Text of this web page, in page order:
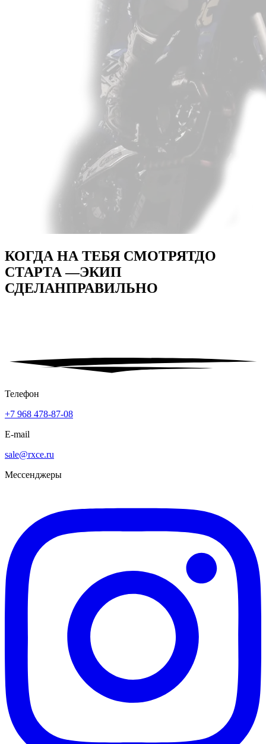
КОГДА НА ТЕБЯ СМОТРЯТДО
СТАРТА —ЭКИП
СДЕЛАНПРАВИЛЬНО
Телефон
+7 968 478-87-08
E-mail
sale@rxce.ru
Мессенджеры